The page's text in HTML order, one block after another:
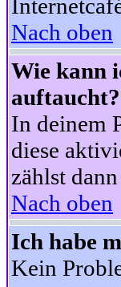
Nach oben
Wie kann
auftaucht?
In deinem
diese
zählst
Nach oben
Ich habe
Kein